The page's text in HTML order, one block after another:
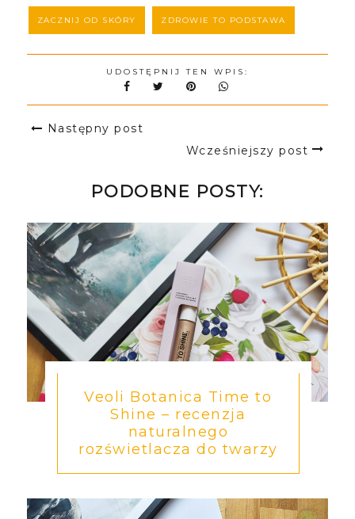
ZACZNIJ OD SKÓRY ZDROWIE TO PODSTAWA
UDOSTĘPNIJ TEN WPIS:
Następny post
Wcześniejszy post
PODOBNE POSTY:
Veoli Botanica Time to
Shine – recenzja
naturalnego
rozświetlacza do twarzy